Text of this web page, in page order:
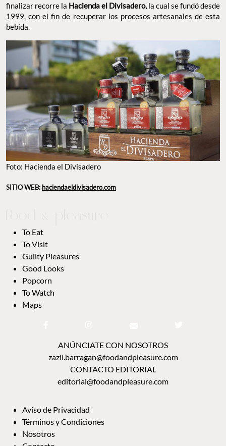
finalizar recorre la Hacienda el Divisadero, la cual se fundó desde
1999, con el fin de recuperar los procesos artesanales de esta
bebida.
Foto: Hacienda el Divisadero
SITIO WEB: haciendaeldivisadero.com
To Eat
To Visit
Guilty Pleasures
Good Looks
Popcorn
To Watch
Maps
ANÚNCIATE CON NOSOTROS
zazil.barragan@foodandpleasure.com
CONTACTO EDITORIAL
editorial@foodandpleasure.com
Aviso de Privacidad
Términos y Condiciones
Nosotros